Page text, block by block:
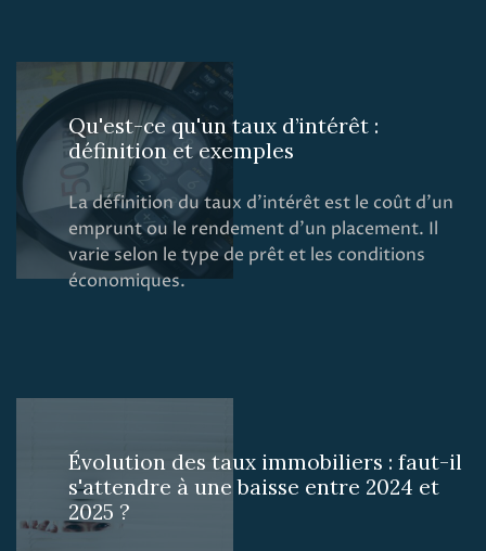
Qu'est-ce qu'un taux d’intérêt :
définition et exemples
La définition du taux d'intérêt est le coût d'un
emprunt ou le rendement d'un placement. Il
varie selon le type de prêt et les conditions
économiques.
Évolution des taux immobiliers : faut-il
s'attendre à une baisse entre 2024 et
2025 ?